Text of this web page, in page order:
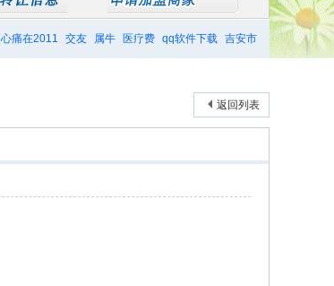
心痛在2011 交友 属牛 医疗费 qq软件下载 吉安市
返回列表